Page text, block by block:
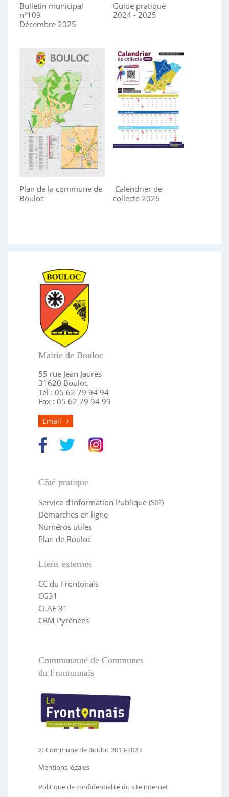
Bulletin municipal
n°109
Décembre 2025
Guide pratique
2024 - 2025
Plan de la commune de
Bouloc
Calendrier de
collecte 2026
Mairie de Bouloc
55 rue Jean Jaurès
31620 Bouloc
Tél : 05 62 79 94 94
Fax : 05 62 79 94 99
Email
Côté pratique
Service d'Information Publique (SIP)
Démarches en ligne
Numéros utiles
Plan de Bouloc
Liens externes
CC du Frontonais
CG31
CLAE 31
CRM Pyrénées
Communauté de Communes
du Frontonnais
© Commune de Bouloc 2013-2023
Mentions légales
Politique de confidentialité du site internet